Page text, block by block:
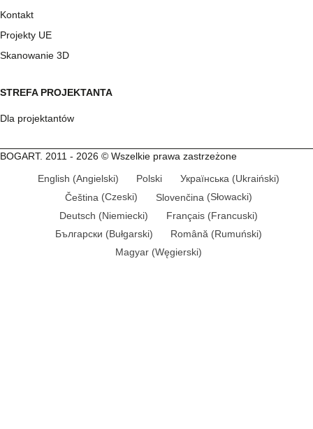
Kontakt
Projekty UE
Skanowanie 3D
STREFA PROJEKTANTA
Dla projektantów
BOGART. 2011 - 2026 © Wszelkie prawa zastrzeżone
English (Angielski) Polski Українська(Ukraiński)
Čeština (Czeski) Slovenčina (Słowacki)
Deutsch (Niemiecki) Français(Francuski)
Български (Bułgarski) Română (Rumuński)
Magyar(Węgierski)